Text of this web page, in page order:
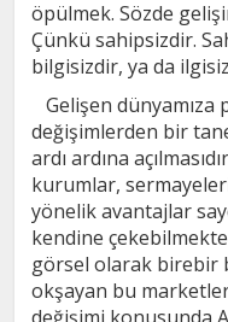
öpülmek. Sözde
Çünkü sahipsizdir.
bilgisizdir, ya da
Gelişen dünyamıza
değişimlerden bir
ardı ardına
kurumlar,
yönelik avantajlar
kendine
görsel olarak birebir
okşayan bu